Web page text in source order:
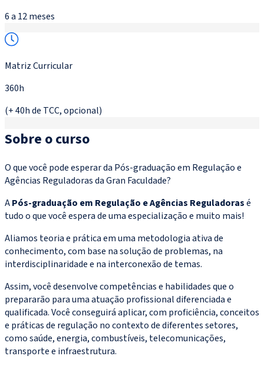
6 a 12 meses
Matriz Curricular
360h
(+ 40h de TCC, opcional)
Sobre o curso
O que você pode esperar da Pós-graduação em Regulação e
Agências Reguladoras da Gran Faculdade?
APós-graduação em Regulação e Agências Reguladorasé
tudo o que você espera de uma especialização e muito mais!
Aliamos teoria e prática em uma metodologia ativa de
conhecimento, com base na solução de problemas, na
interdisciplinaridade e na interconexão de temas.
Assim, você desenvolve competências e habilidades que o
prepararão para uma atuação profissional diferenciada e
qualificada. Você conseguirá aplicar, com proficiência, conceitos
e práticas de regulação no contexto de diferentes setores,
como saúde, energia, combustíveis, telecomunicações,
transporte e infraestrutura.